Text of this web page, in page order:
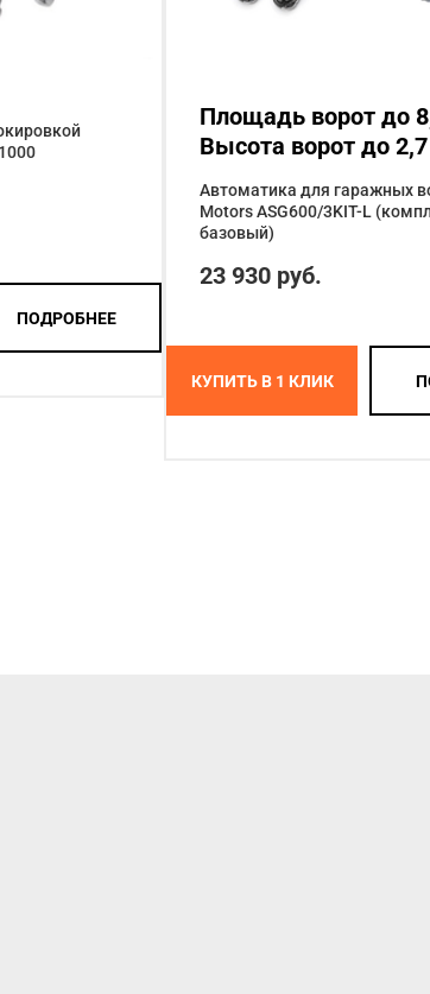
ПОДРОБНЕЕ
Площадь ворот до
Высота ворот до
Автоматика для гаражных
Motors ASG600/3KIT-L
базовый)
23 930 руб.
КУПИТЬ В 1 КЛИК